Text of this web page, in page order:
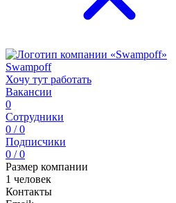
Swampoff
Хочу тут работать
Вакансии
0
Сотрудники
0 / 0
Подписчики
0 / 0
Размер компании
1 человек
Контакты